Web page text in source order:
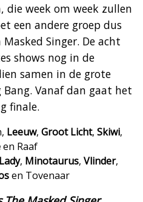
die week om week zullen
een andere groep dus
Singer. De acht
shows nog in de
samen in de grote
Vanaf dan gaat het
finale.
Leeuw, Groot Licht, Skiwi,
en Raaf
, Minotaurus, Vlinder,
en Tovenaar